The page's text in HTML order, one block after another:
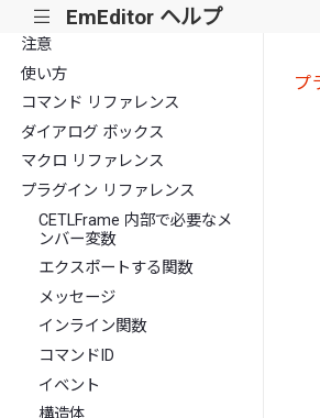
||| EmEditor ヘルプ
注意
使い方
コマンド リファレンス
ダイアログ ボックス
マクロ リファレンス
プラグイン リファレンス
CETLFrame 内部で必要なメ
ンバー変数
エクスポートする関数
メッセージ
インライン関数
コマンドID
イベント
プ